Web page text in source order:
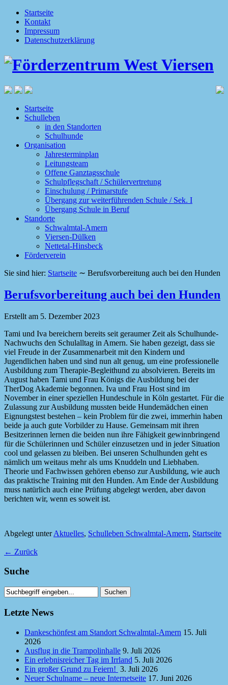
Startseite
Kontakt
Impressum
Datenschutzerklärung
Startseite
Schulleben
in den Standorten
Schulhunde
Organisation
Jahresterminplan
Leitungsteam
Offene Ganztagsschule
Schulpflegschaft / Schülervertretung
Einschulung / Primarstufe
Übergang zur weiterführenden Schule / Sek. I
Übergang Schule in Beruf
Standorte
Schwalmtal-Amern
Viersen-Dülken
Nettetal-Hinsbeck
Förderverein
Sie sind hier: Startseite ∼ Berufsvorbereitung auch bei den Hunden
Berufsvorbereitung auch bei den Hunden
Erstellt am 5. Dezember 2023
Tami und Iva bereichern bereits seit geraumer Zeit als Schulhunde-
Nachwuchs den Schulalltag in Amern. Sie haben gezeigt, dass sie
viel Freude in der Zusammenarbeit mit den Kindern und
Jugendlichen haben und sind nun alt genug, um eine professionelle
Ausbildung zum Therapie-Begleithund zu absolvieren. Bereits im
August haben Tami und Frau Königs die Ausbildung bei der
TherDog Akademie begonnen. Iva und Frau Host sind im
November in einer speziellen Hundeschule in Köln gestartet. Für die
Zulassung zur Ausbildung mussten beide Hundemädchen einen
Eignungstest bestehen – kein Problem für die zwei, immerhin haben
beide ja auch gute Vorbilder zu Hause. Gemeinsam mit ihren
Besitzerinnen lernen die beiden nun ihre Fähigkeit gewinnbringend
für die Schülerinnen und Schüler einzusetzen und in jeder Situation
cool und gelassen zu bleiben. Bei unseren Schulhunden geht es
nämlich um weitaus mehr als ums Knuddeln und Liebhaben.
Theorie und Fachwissen gehören ebenso zur Ausbildung, wie auch
das praktische Training mit den Hunden. Am Ende der Ausbildung
muss natürlich auch eine Prüfung abgelegt werden, aber davon
berichten wir, wenn es soweit ist.
Abgelegt unterAktuelles, Schulleben Schwalmtal-Amern, Startseite
← Zurück
Suche
Letzte News
Dankeschönfest am Standort Schwalmtal-Amern 15. Juli
2026
Ausflug in die Trampolinhalle 9. Juli 2026
Ein erlebnisreicher Tag im Irrland 5. Juli 2026
Ein großer Grund zu Feiern! 3. Juli 2026
Neuer Schulname – neue Internetseite 17. Juni 2026